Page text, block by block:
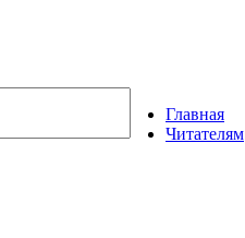
Главная
Читателям